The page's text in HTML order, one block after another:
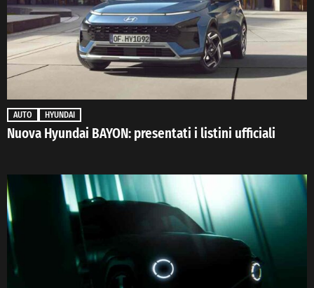
AUTO HYUNDAI
Nuova Hyundai BAYON: presentati i listini ufficiali